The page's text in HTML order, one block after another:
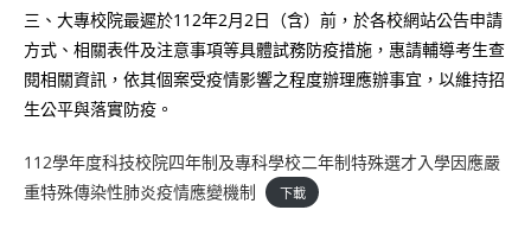
三、大專校院最遲於112年2月2日（含）前，於各校網站公告申請
方式、相關表件及注意事項等具體試務防疫措施，惠請輔導考生查
閱相關資訊，依其個案受疫情影響之程度辦理應辦事宜，以維持招
生公平與落實防疫。
112學年度科技校院四年制及專科學校二年制特殊選才入學因應嚴
重特殊傳染性肺炎疫情應變機制
下載